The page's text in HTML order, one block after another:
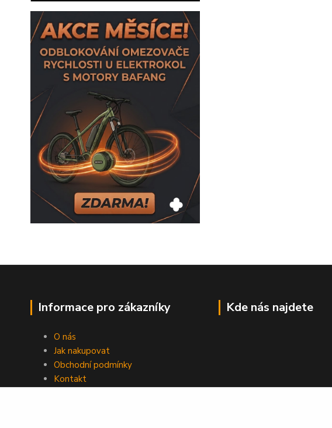
Informace pro zákazníky
O nás
Jak nakupovat
Obchodní podmínky
Kontakt
Kde nás najdete